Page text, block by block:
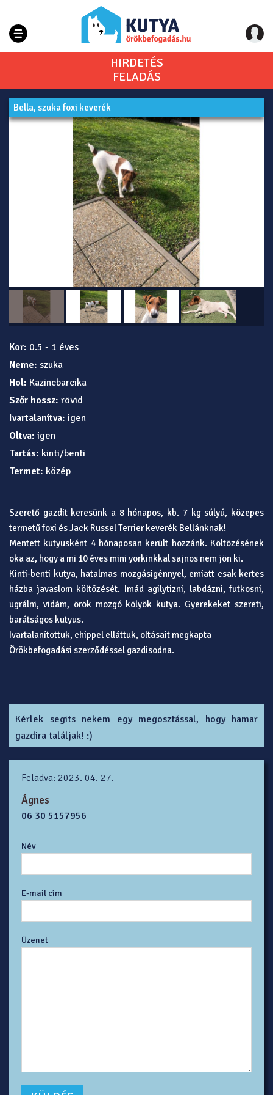
HIRDETÉS
FELADÁS
Bella, szuka foxi keverék
Kor: 0.5 - 1 éves
Neme: szuka
Hol: Kazincbarcika
Szőr hossz: rövid
Ivartalanítva: igen
Oltva: igen
Tartás: kinti/benti
Termet: közép
Szerető gazdit keresünk a 8 hónapos, kb. 7 kg súlyú, közepes
termetű foxi és Jack Russel Terrier keverék Bellánknak!
Mentett kutyusként 4 hónaposan került hozzánk. Költözésének
oka az, hogy a mi 10 éves mini yorkinkkal sajnos nem jön ki.
Kinti-benti kutya, hatalmas mozgásigénnyel, emiatt csak kertes
házba javaslom költözését. Imád agilytizni, labdázni, futkosni,
ugrálni, vidám, örök mozgó kölyök kutya. Gyerekeket szereti,
barátságos kutyus.
Ivartalanítottuk, chippel elláttuk, oltásait megkapta
Örökbefogadási szerződéssel gazdisodna.
Kérlek segits nekem egy megosztással, hogy hamar
gazdira találjak! :)
Feladva: 2023. 04. 27.
Ágnes
06 30 5157956
Név
E-mail cím
Üzenet